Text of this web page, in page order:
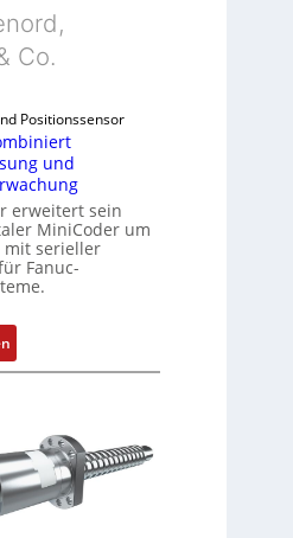
k
o
m
i
n
i
e
r
t
P
o
i
t
s
m
e
Co.
Positionssensor
und
erweitert sein
MiniCoder um
mit serieller
Fanuc-
:
D
g
e
b